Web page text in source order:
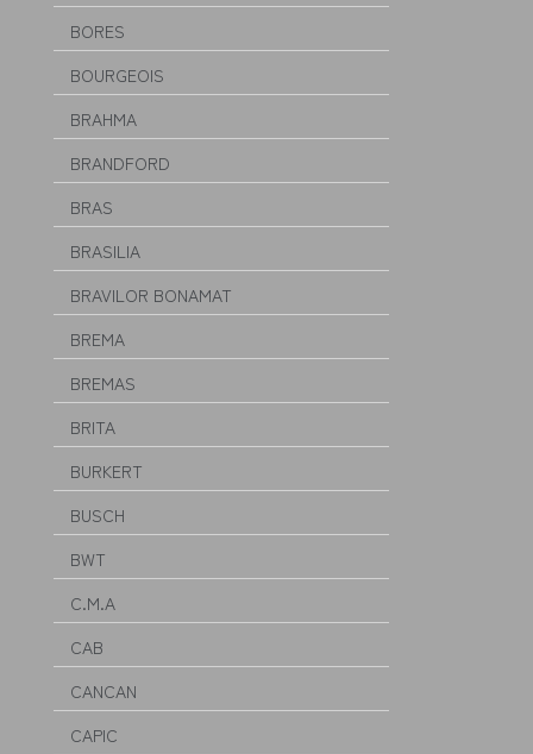
BORES
BOURGEOIS
BRAHMA
BRANDFORD
BRAS
BRASILIA
BRAVILOR BONAMAT
BREMA
BREMAS
BRITA
BURKERT
BUSCH
BWT
C.M.A
CAB
CANCAN
CAPIC